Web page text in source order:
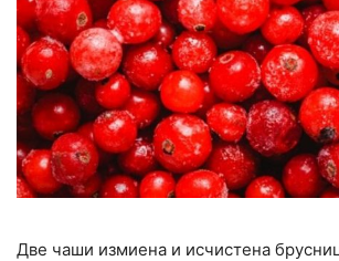
Две чаши измиена и исчистена